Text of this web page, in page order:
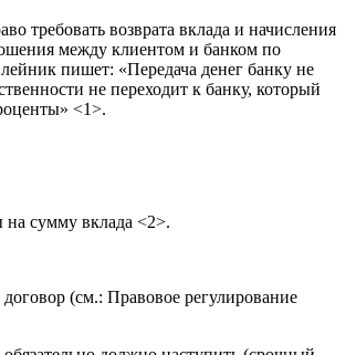
требовать возврата вклада и начисления
между клиентом и банком по
пишет: «Передача денег банку не
не переходит к банку, который
<1>.
на сумму вклада <2>.
(см.: Правовое регулирование